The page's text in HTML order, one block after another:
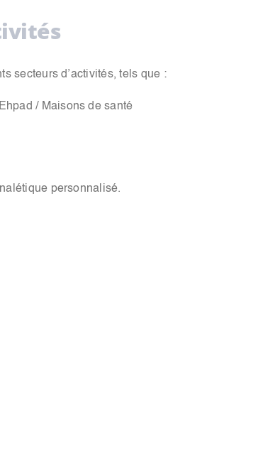
secteurs d’activités, tels que :
/ Maisons de santé
personnalisé.